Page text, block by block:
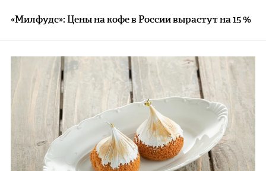
«Милфудс»: Цены на кофе в России вырастут на 15 %